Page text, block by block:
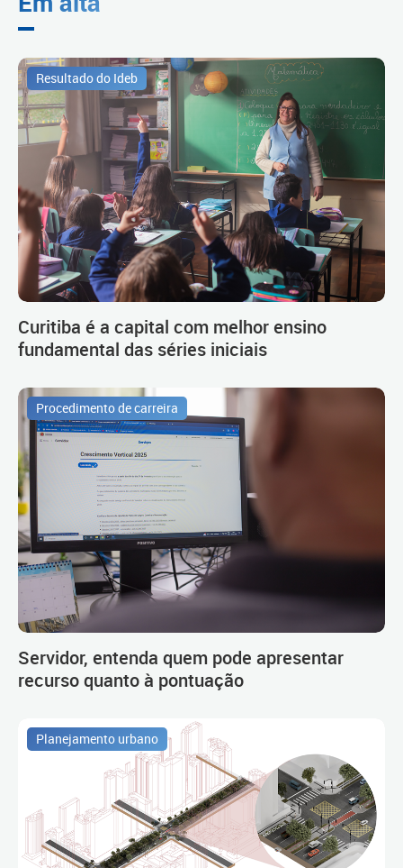
Resultado do Ideb
Curitiba é a capital com melhor ensino
fundamental das séries iniciais
Procedimento de carreira
Servidor, entenda quem pode apresentar
recurso quanto à pontuação
Planejamento urbano